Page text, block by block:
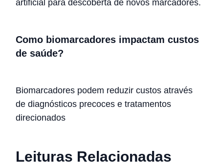
artificial para descoberta de novos marcadores.
Como biomarcadores impactam custos
de saúde?
Biomarcadores podem reduzir custos através
de diagnósticos precoces e tratamentos
direcionados
Leituras Relacionadas